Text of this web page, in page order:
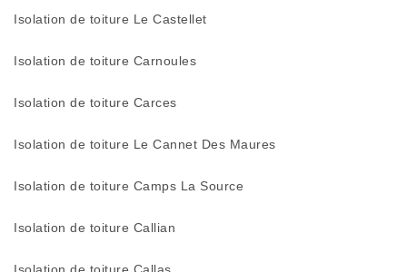
Isolation de toiture Le Castellet
Isolation de toiture Carnoules
Isolation de toiture Carces
Isolation de toiture Le Cannet Des Maures
Isolation de toiture Camps La Source
Isolation de toiture Callian